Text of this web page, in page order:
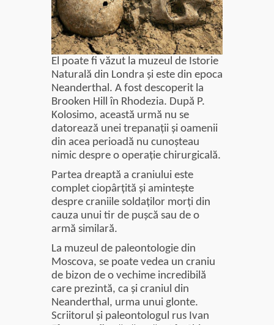
Celebra
tămăduitoare
vindecătoare
de farmece și
blesteme
Somerda
Cea mai
Clarvăzătoarea
El poate fi văzut la muzeul de Istorie
Naturală din Londra şi este din epoca
Neanderthal. A fost descoperit la
Brooken Hill în Rhodezia. După P.
Kolosimo, această urmă nu se
datorează unei trepanaţii şi oamenii
din acea perioadă nu cunoşteau
nimic despre o operaţie chirurgicală.
Partea dreaptă a craniului este
complet ciopârţită şi aminteşte
despre craniile soldaţilor morţi din
cauza unui tir de puşcă sau de o
armă similară.
La muzeul de paleontologie din
Moscova, se poate vedea un craniu
de bizon de o vechime incredibilă
care prezintă, ca şi craniul din
Neanderthal, urma unui glonte.
Scriitorul şi paleontologul rus Ivan